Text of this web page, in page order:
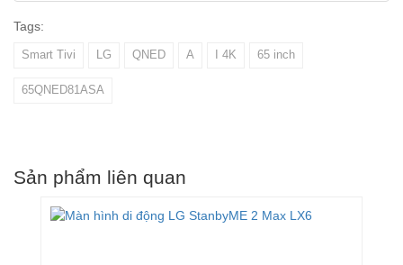
Tags:
Smart Tivi LG QNED A I 4K 65 inch
65QNED81ASA
Sản phẩm liên quan